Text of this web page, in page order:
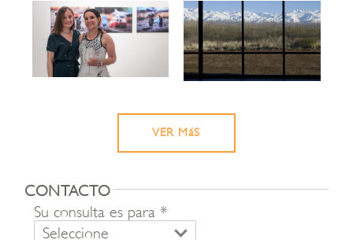
VER MáS
CONTACTO
Su consulta es para *